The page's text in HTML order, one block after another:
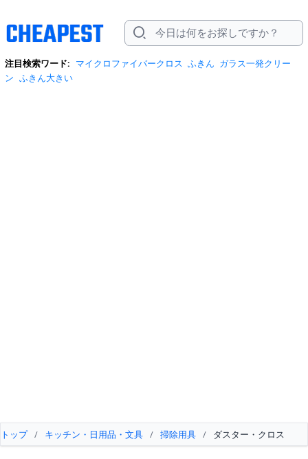
注目検索ワード: マイクロファイバークロス ふきん ガラス一発クリー
ン ふきん大きい
トップ / キッチン・日用品・文具 / 掃除用具 / ダスター・クロス